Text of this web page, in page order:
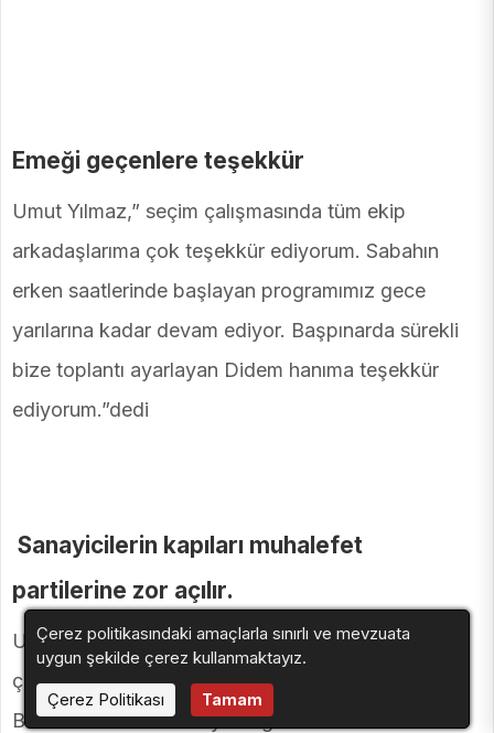
Emeği geçenlere teşekkür
Umut Yılmaz,” seçim çalışmasında tüm ekip
arkadaşlarıma çok teşekkür ediyorum. Sabahın
erken saatlerinde başlayan programımız gece
yarılarına kadar devam ediyor. Başpınarda sürekli
bize toplantı ayarlayan Didem hanıma teşekkür
ediyorum.”dedi
Sanayicilerin kapıları muhalefet
partilerine zor açılır.
Umut Yılmaz,” sanayiciler banka ve devletle yoğun
çalışma içerisinde olduğu için bizi kabul etmezler.
Benimle birlikte belediyede görev alacak olan
Çerez politikasındaki amaçlarla sınırlı ve mevzuata
uygun şekilde çerez kullanmaktayız.
Çerez Politikası
Tamam